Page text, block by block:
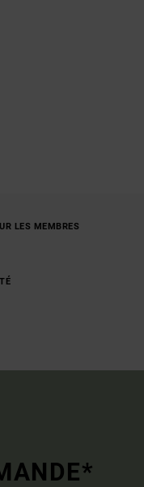
LES MEMBRES